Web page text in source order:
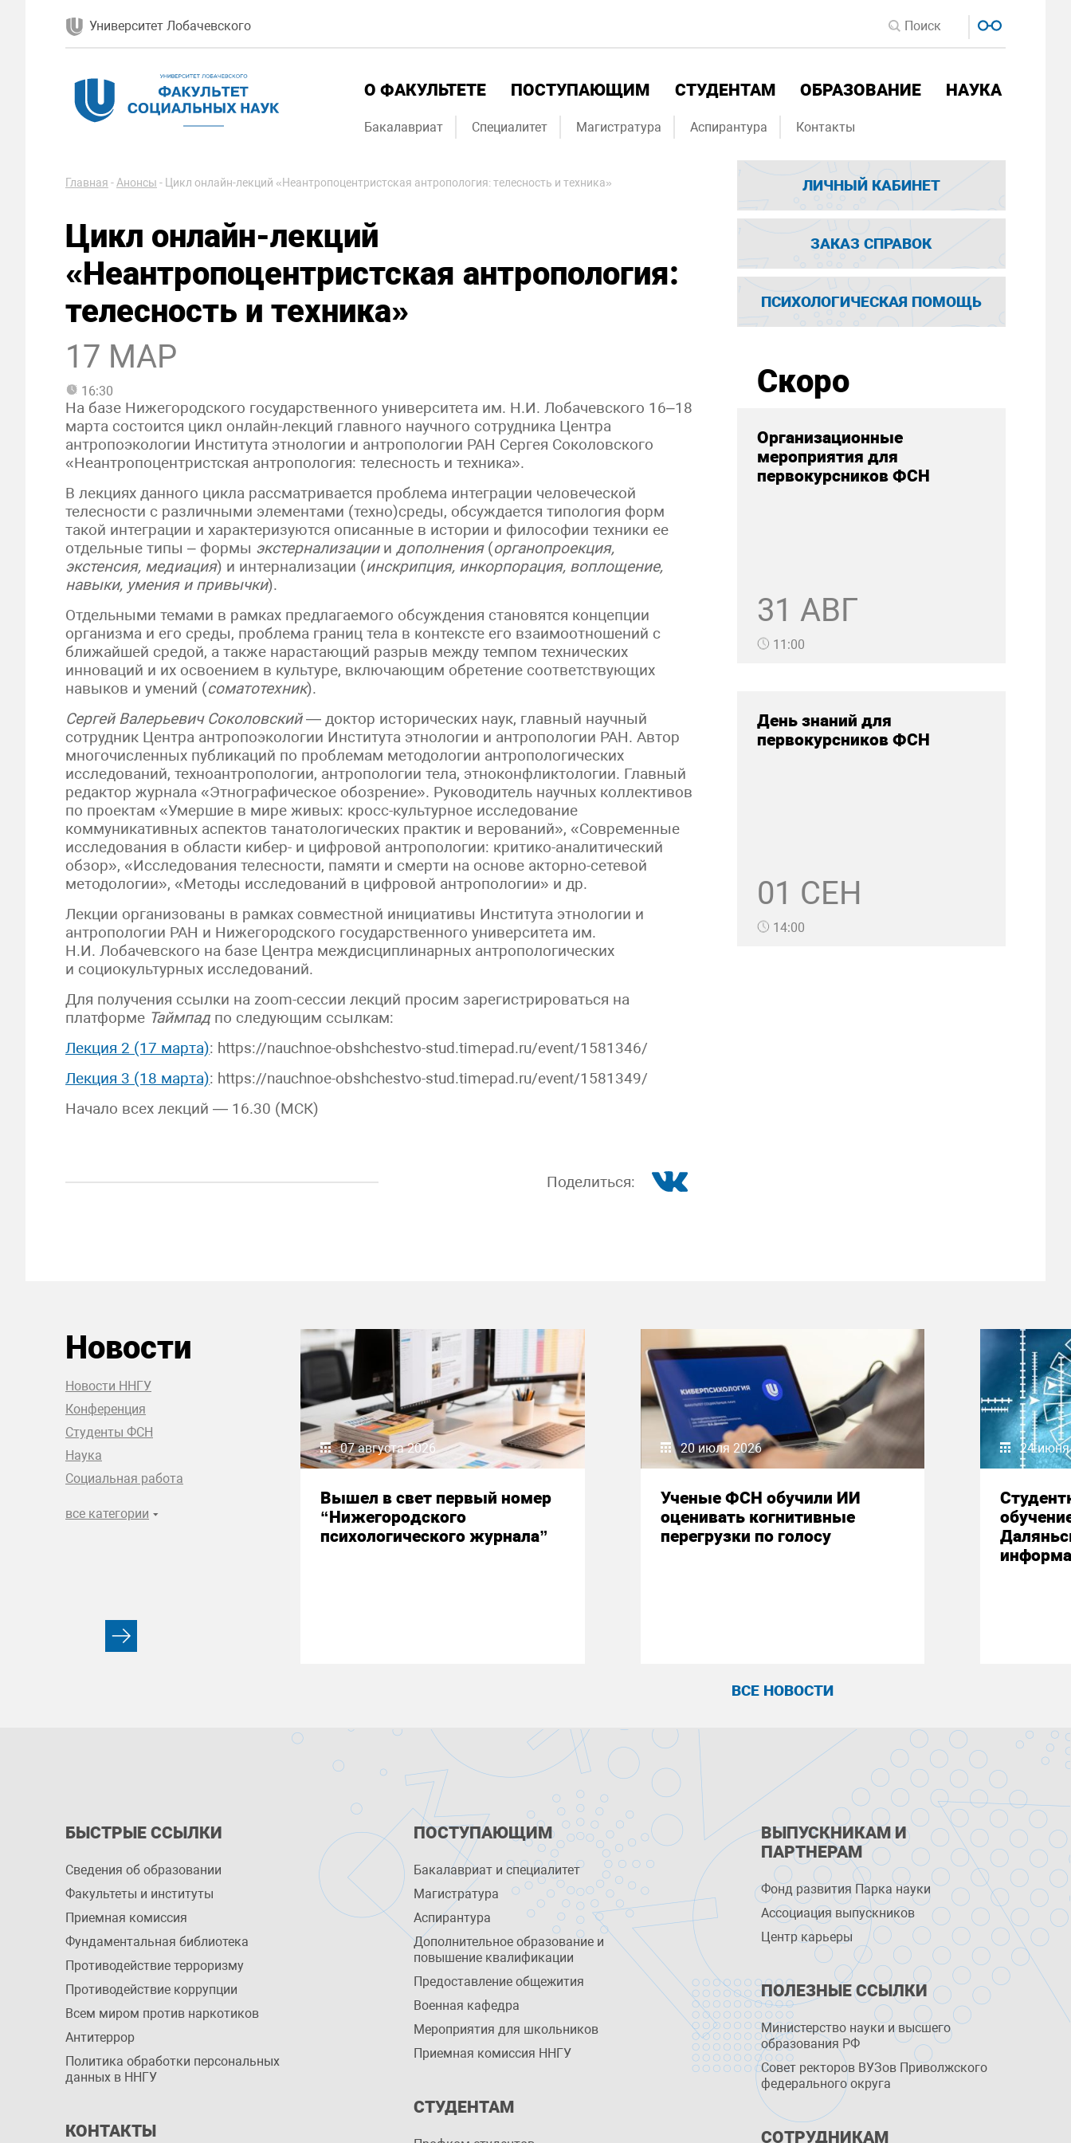
Университет Лобачевского
О ФАКУЛЬТЕТЕ ПОСТУПАЮЩИМ СТУДЕНТАМ ОБРАЗОВАНИЕ НАУКА
Бакалавриат Специалитет Магистратура Аспирантура Контакты
Главная -Анонсы - Цикл онлайн-лекций «Неантропоцентристская антропология: телесность и техника»
Цикл онлайн-лекций
«Неантропоцентристская антропология:
телесность и техника»
17 МАР
16:30
На базе Нижегородского государственного университета им. Н.И. Лобачевского 16–18
марта состоится цикл онлайн-лекций главного научного сотрудника Центра
антропоэкологии Института этнологии и антропологии РАН Сергея Соколовского
«Неантропоцентристская антропология: телесность и техника».
В лекциях данного цикла рассматривается проблема интеграции человеческой
телесности с различными элементами (техно)среды, обсуждается типология форм
такой интеграции и характеризуются описанные в истории и философии техники ее
отдельные типы – формы экстернализациии дополнения(органопроекция,
экстенсия, медиация) и интернализации (инскрипция, инкорпорация, воплощение,
навыки, умения и привычки).
Отдельными темами в рамках предлагаемого обсуждения становятся концепции
организма и его среды, проблема границ тела в контексте его взаимоотношений с
ближайшей средой, а также нарастающий разрыв между темпом технических
инноваций и их освоением в культуре, включающим обретение соответствующих
навыков и умений (соматотехник).
Сергей Валерьевич Соколовский— доктор исторических наук, главный научный
сотрудник Центра антропоэкологии Института этнологии и антропологии РАН. Автор
многочисленных публикаций по проблемам методологии антропологических
исследований, техноантропологии, антропологии тела, этноконфликтологии. Главный
редактор журнала «Этнографическое обозрение». Руководитель научных коллективов
по проектам «Умершие в мире живых: кросс-культурное исследование
коммуникативных аспектов танатологических практик и верований», «Современные
исследования в области кибер- и цифровой антропологии: критико-аналитический
обзор», «Исследования телесности, памяти и смерти на основе акторно-сетевой
методологии», «Методы исследований в цифровой антропологии» и др.
Лекции организованы в рамках совместной инициативы Института этнологии и
антропологии РАН и Нижегородского государственного университета им.
Н.И. Лобачевского на базе Центра междисциплинарных антропологических
и социокультурных исследований.
Для получения ссылки на zoom-сессии лекций просим зарегистрироваться на
платформе Таймпад по следующим ссылкам:
Лекция 2 (17 марта): https://nauchnoe-obshchestvo-stud.timepad.ru/event/1581346/
Лекция 3 (18 марта): https://nauchnoe-obshchestvo-stud.timepad.ru/event/1581349/
Начало всех лекций — 16.30 (МСК)
Поделиться:
ЛИЧНЫЙ КАБИНЕТ
ЗАКАЗ СПРАВОК
ПСИХОЛОГИЧЕСКАЯ ПОМОЩЬ
Скоро
Организационные
мероприятия для
первокурсников ФСН
31 АВГ
11:00
День знаний для
первокурсников ФСН
01 СЕН
14:00
Новости
Новости ННГУ
Конференция
Студенты ФСН
Наука
Социальная работа
все категории
07 августа 2026
Вышел в свет первый номер
“Нижегородского
психологического журнала”
20 июля 2026
Ученые ФСН обучили ИИ
оценивать когнитивные
перегрузки по голосу
24
ВСЕ НОВОСТИ
БЫСТРЫЕ ССЫЛКИ
Сведения об образовании
Факультеты и институты
Приемная комиссия
Фундаментальная библиотека
Противодействие терроризму
Противодействие коррупции
Всем миром против наркотиков
Антитеррор
Политика обработки персональных
данных в ННГУ
КОНТАКТЫ
ПОСТУПАЮЩИМ
Бакалавриат и специалитет
Магистратура
Аспирантура
Дополнительное образование и
повышение квалификации
Предоставление общежития
Военная кафедра
Мероприятия для школьников
Приемная комиссия ННГУ
СТУДЕНТАМ
ВЫПУСКНИКАМ И
ПАРТНЕРАМ
Фонд развития Парка науки
Ассоциация выпускников
Центр карьеры
ПОЛЕЗНЫЕ ССЫЛКИ
Министерство науки и высшего
образования РФ
Совет ректоров ВУЗов Приволжского
федерального округа
СОТРУДНИКАМ